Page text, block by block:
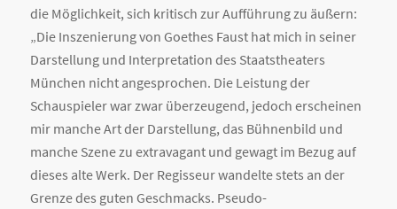
die Möglichkeit, sich kritisch zur Aufführung zu äußern:
„Die Inszenierung von Goethes Faust hat mich in seiner
Darstellung und Interpretation des Staatstheaters
München nicht angesprochen. Die Leistung der
Schauspieler war zwar überzeugend, jedoch erscheinen
mir manche Art der Darstellung, das Bühnenbild und
manche Szene zu extravagant und gewagt im Bezug auf
dieses alte Werk. Der Regisseur wandelte stets an der
Grenze des guten Geschmacks. Pseudo-